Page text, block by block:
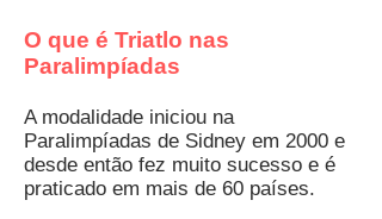
O que é Triatlo nas
Paralimpíadas
A modalidade iniciou na
Paralimpíadas de Sidney em 2000 e
desde então fez muito sucesso e é
praticado em mais de 60 países.